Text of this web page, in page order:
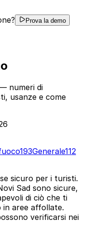
Prova la demo
numeri di
usanze e come
193Generale112
sicuro per i turisti.
Sad sono sicure,
di ciò che ti
in aree affollate.
verificarsi nei